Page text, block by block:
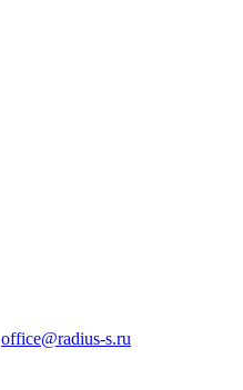
office@radius-s.ru